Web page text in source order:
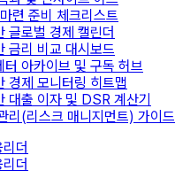
련 준비 체크리스트
글로벌 경제 캘린더
금리 비교 대시보드
터 아카이브 및 구독 허브
경제 모니터링 히트맵
대출 이자 및 DSR 계산기
리(리스크 매니지먼트) 가이드